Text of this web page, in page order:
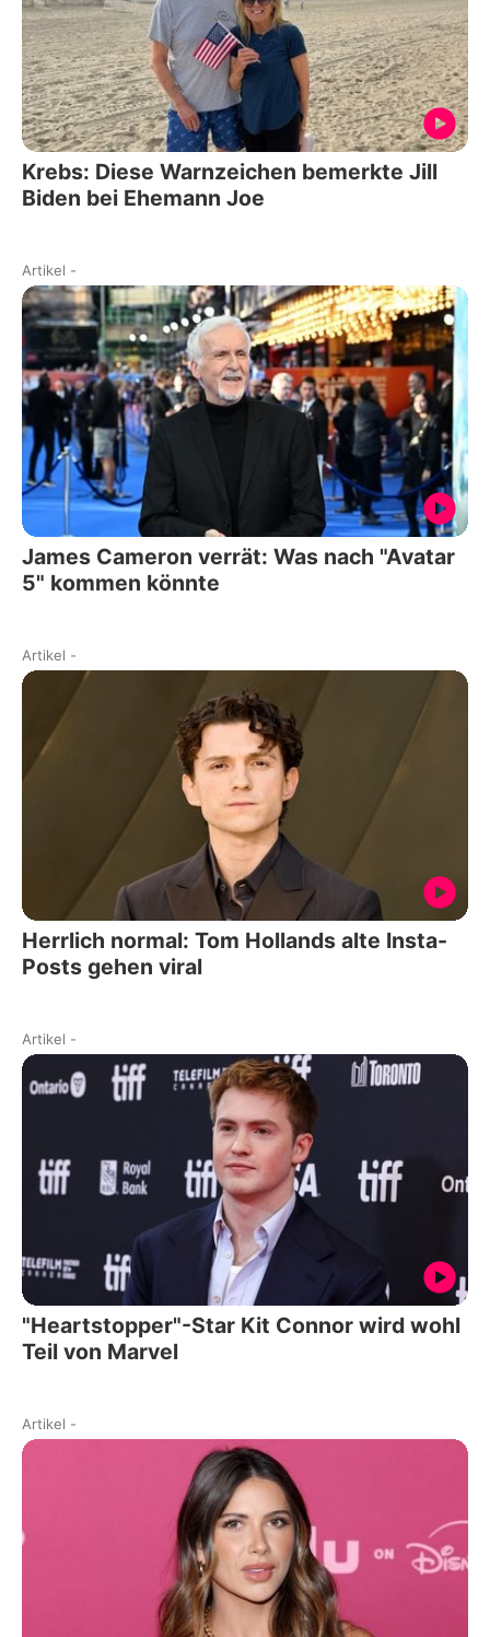
Krebs: Diese Warnzeichen bemerkte Jill
Biden bei Ehemann Joe
Artikel -
James Cameron verrät: Was nach "Avatar
5" kommen könnte
Artikel -
Herrlich normal: Tom Hollands alte Insta-
Posts gehen viral
Artikel -
"Heartstopper"-Star Kit Connor wird wohl
Teil von Marvel
Artikel -